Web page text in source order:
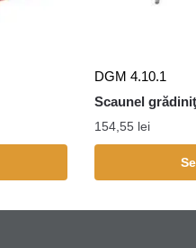
DGM 4.10.1
Scaunel
154,55 lei